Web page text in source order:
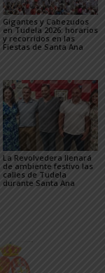
Gigantes y Cabezudos
en Tudela 2026: horarios
y recorridos en las
Fiestas de Santa Ana
La Revolvedera llenará
de ambiente festivo las
calles de Tudela
durante Santa Ana